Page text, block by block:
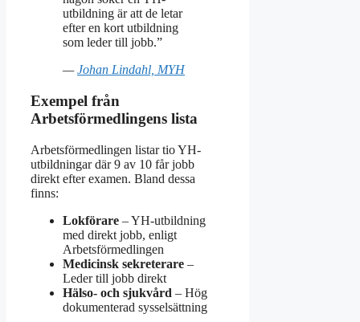
utbildning är att de letar
efter en kort utbildning
som leder till jobb.”
—Johan Lindahl, MYH
Exempel från
Arbetsförmedlingens lista
Arbetsförmedlingen listar tio YH-
utbildningar där 9 av 10 får jobb
direkt efter examen. Bland dessa
finns:
Lokförare – YH-utbildning
med direkt jobb, enligt
Arbetsförmedlingen
Medicinsk sekreterare –
Leder till jobb direkt
Hälso- och sjukvård – Hög
dokumenterad sysselsättning